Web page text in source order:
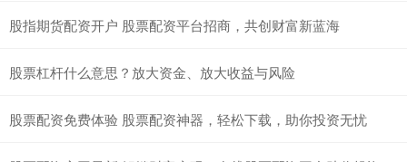
股指期货配资开户 股票配资平台招商，共创财富新蓝海
股票杠杆什么意思？放大资金、放大收益与风险
股票配资免费体验 股票配资神器，轻松下载，助你投资无忧